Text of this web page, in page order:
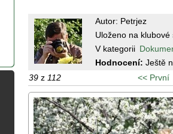
Autor: Petrjez
Uloženo na klubové
V kategorii
Hodnocení: Ještě
39 z 112 << První